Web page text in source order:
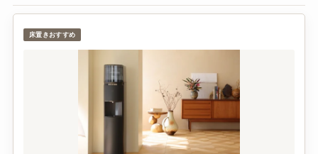
床置きおすすめ